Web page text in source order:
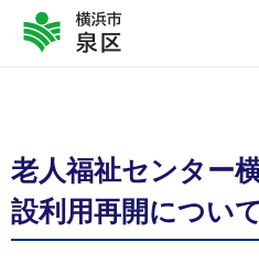
老人福祉センター
設利用再開について